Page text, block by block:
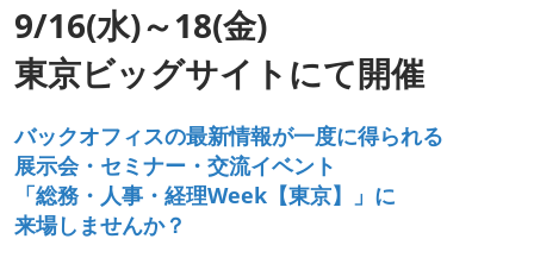
9/16(水)～18(金)
東京ビッグサイトにて開催
バックオフィスの最新情報が一度に得られる
展示会・セミナー・交流イベント
「総務・人事・経理Week【東京】」に
来場しませんか？